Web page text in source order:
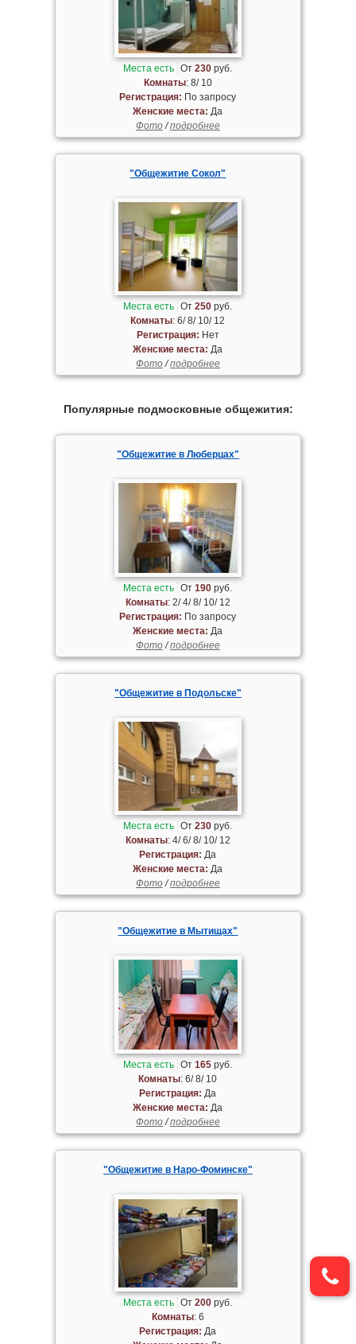
Места есть От230 руб.
Комнаты: 8/ 10
Регистрация: По запросу
Женские места: Да
Фото/подробнее
"Общежитие Сокол"
Места есть От250 руб.
Комнаты: 6/ 8/ 10/ 12
Регистрация: Нет
Женские места: Да
Фото/подробнее
Популярные подмосковные общежития:
"Общежитие в Люберцах"
Места есть От190 руб.
Комнаты: 2/ 4/ 8/ 10/ 12
Регистрация: По запросу
Женские места: Да
Фото/подробнее
"Общежитие в Подольске"
Места есть От230 руб.
Комнаты: 4/ 6/ 8/ 10/ 12
Регистрация: Да
Женские места: Да
Фото/подробнее
"Общежитие в Мытищах"
Места есть От165 руб.
Комнаты: 6/ 8/ 10
Регистрация: Да
Женские места: Да
Фото/подробнее
"Общежитие в Наро-Фоминске"
Места есть От200 руб.
Комнаты: 6
Регистрация: Да